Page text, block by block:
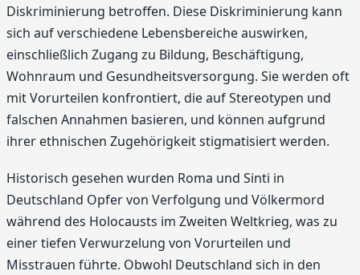
Diskriminierung betroffen. Diese Diskriminierung kann
sich auf verschiedene Lebensbereiche auswirken,
einschließlich Zugang zu Bildung, Beschäftigung,
Wohnraum und Gesundheitsversorgung. Sie werden oft
mit Vorurteilen konfrontiert, die auf Stereotypen und
falschen Annahmen basieren, und können aufgrund
ihrer ethnischen Zugehörigkeit stigmatisiert werden.
Historisch gesehen wurden Roma und Sinti in
Deutschland Opfer von Verfolgung und Völkermord
während des Holocausts im Zweiten Weltkrieg, was zu
einer tiefen Verwurzelung von Vorurteilen und
Misstrauen führte. Obwohl Deutschland sich in den